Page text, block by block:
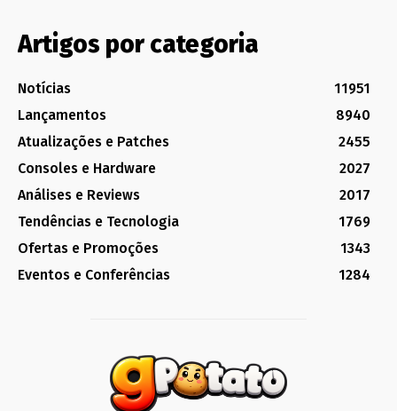
Artigos por categoria
Notícias
11951
Lançamentos
8940
Atualizações e Patches
2455
Consoles e Hardware
2027
Análises e Reviews
2017
Tendências e Tecnologia
1769
Ofertas e Promoções
1343
Eventos e Conferências
1284